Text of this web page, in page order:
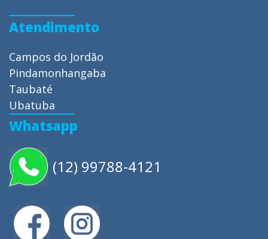
Atendimento
Campos do Jordão
Pindamonhangaba
Taubaté
Ubatuba
Whatsapp
(12) 99788-4121